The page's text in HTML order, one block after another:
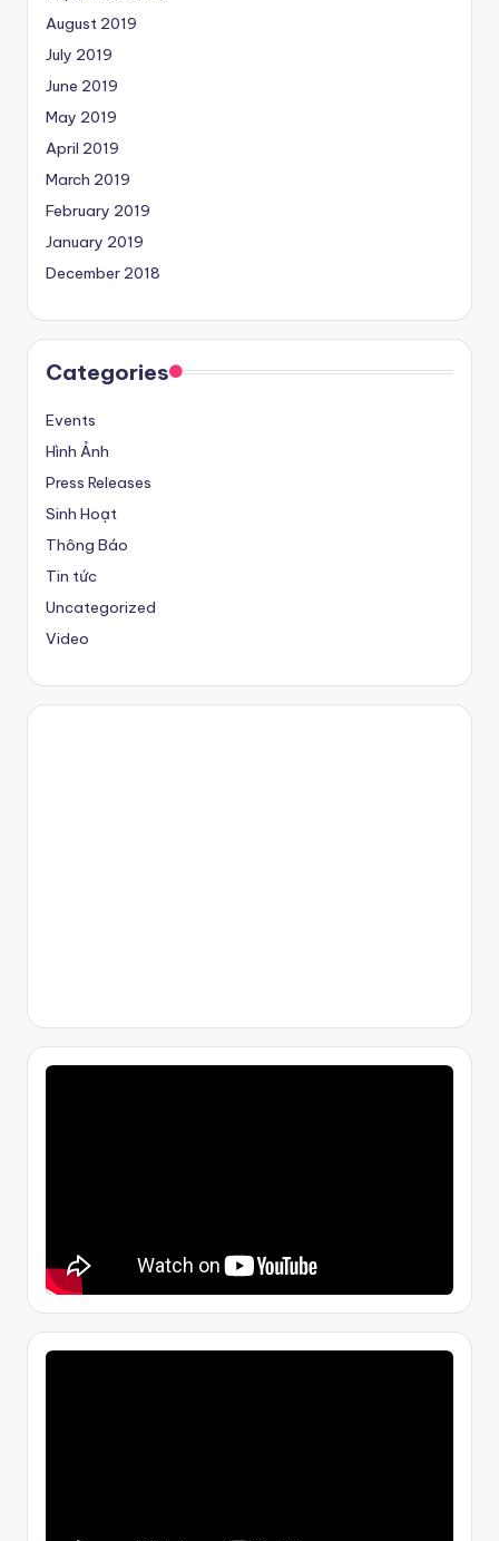
August 2019
July 2019
June 2019
May 2019
April 2019
March 2019
February 2019
January 2019
December 2018
Categories
Events
Hình Ảnh
Press Releases
Sinh Hoạt
Thông Báo
Tin tức
Uncategorized
Video